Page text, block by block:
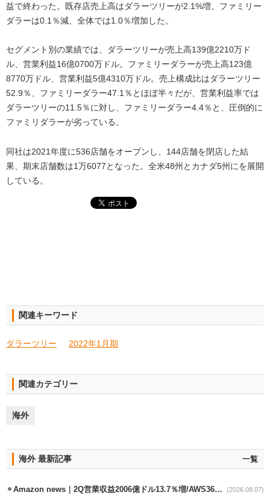
益で終わった。既存店売上高はダラーツリーが2.1%増、ファミリー
ダラーは0.1％減、全体では1.0％増加した。
セグメント別の業績では、ダラーツリーが売上高139億2210万ド
ル、営業利益16億0700万ドル。ファミリーダラーが売上高123億
8770万ドル、営業利益5億4310万ドル。売上構成比はダラーツリー
52.9％、ファミリーダラー47.1％とほぼ半々だが、営業利益率では
ダラーツリーの11.5％に対し、ファミリーダラー4.4％と、圧倒的に
ファミリダラーが劣っている。
同社は2021年度に536店舗をオープンし、144店舗を閉店した結
果、期末店舗数は1万6077となった。全米48州とカナダ5州にを展開
している。
関連キーワード
ダラーツリー 2022年1月期
関連カテゴリー
海外
海外 最新記事 一覧
Amazon news｜2Q営業収益2006億ドル13.7％増/AWS36.8％％増が貢献 (2026.08.07)